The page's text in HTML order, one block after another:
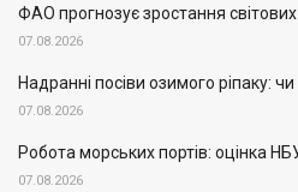
ФАО прогнозує зростання
07.08.2026
Надранні посіви озимого ріпаку:
07.08.2026
Робота морських портів: оцінка
07.08.2026